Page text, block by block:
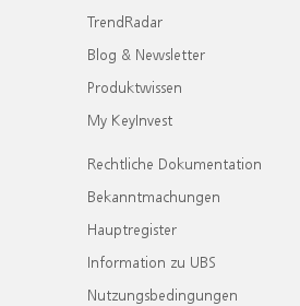
TrendRadar
Blog & Newsletter
Produktwissen
My KeyInvest
Rechtliche Dokumentation
Bekanntmachungen
Hauptregister
Information zu UBS
Nutzungsbedingungen